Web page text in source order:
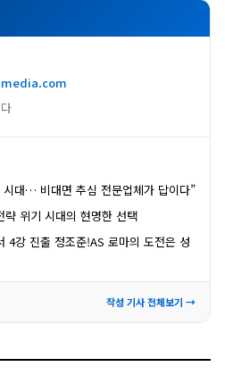
대… 비대면 추심 전문업체가 답이다”
략 위기 시대의 현명한 선택
4강 진출 정조준!AS 로마의 도전은 성
작성 기사 전체보기 →